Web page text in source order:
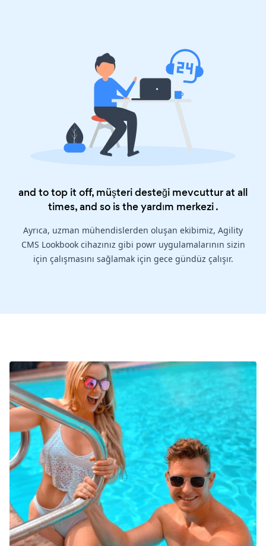
and to top it off, müşteri desteği mevcuttur at all
times, and so is theyardım merkezi.
Ayrıca, uzman mühendislerden oluşan ekibimiz, Agility
CMS Lookbook cihazınız gibi powr uygulamalarının sizin
için çalışmasını sağlamak için gece gündüz çalışır.